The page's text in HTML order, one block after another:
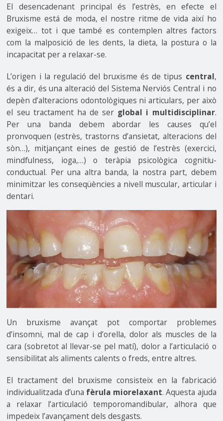
El desencadenant principal és l’estrès, en efecte el
Bruxisme está de moda, el nostre ritme de vida així ho
exigeix… tot i que també es contemplen altres factors
com la malposició de les dents, la dieta, la postura o la
incapacitat per a relaxar-se.
L’origen i la regulació del bruxisme és de tipus central,
és a dir, és una alteració del Sistema Nerviós Central i no
depèn d’alteracions odontològiques ni articulars, per això
el seu tractament ha de ser global i multidisciplinar.
Per una banda debem abordar les causes qu’el
pronvoquen (estrès, trastorns d’ansietat, alteracions del
sòn…), mitjançant eines de gestió de l’estrès (exercici,
mindfulness, ioga,…) o teràpia psicològica cognitiu-
conductual. Per una altra banda, la nostra part, debem
minimitzar les conseqüències a nivell muscular, articular i
dentari.
Un bruxisme avançat pot comportar problemes
d’insomni, mal de cap i d’orella, dolor als muscles de la
cara (sobretot al llevar-se pel matí), dolor a l’articulació o
sensibilitat als aliments calents o freds, entre altres.
El tractament del bruxisme consisteix en la fabricació
individualitzada d’una fèrula miorelaxant. Aquesta ajuda
a relaxar l’articulació temporomandibular, alhora que
impedeix l’avançament dels desgasts.